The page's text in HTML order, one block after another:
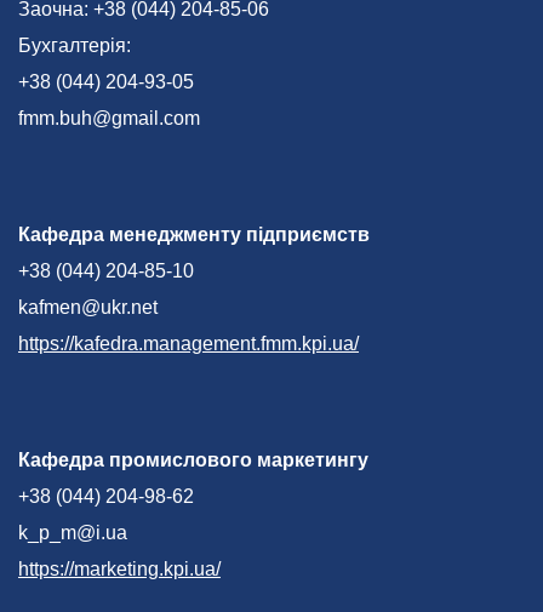
Заочна: +38 (044) 204-85-06
Бухгалтерія:
+38 (044) 204-93-05
fmm.buh@gmail.com
Кафедра менеджменту підприємств
+38 (044) 204-85-10
kafmen@ukr.net
https://kafedra.management.fmm.kpi.ua/
Кафедра промислового маркетингу
+38 (044) 204-98-62
k_p_m@i.ua
https://marketing.kpi.ua/